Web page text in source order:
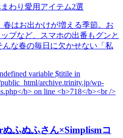
春はお出かけが増える季節。お
プなど、スマホの出番もグンと
な春の毎日に欠かせない「私
ぬふぬふさん×Simplismコ